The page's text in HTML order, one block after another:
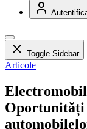
Toggle Sidebar
Articole
Oportunități